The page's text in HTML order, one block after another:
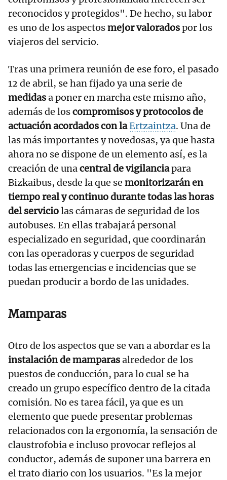
reconocidos y protegidos". De hecho, su labor
es uno de los aspectosmejor valoradospor los
viajeros del servicio.
Tras una primera reunión de ese foro, el pasado
12 de abril, se han fijado ya una serie de
medidasa poner en marcha este mismo año,
además de loscompromisos y protocolos de
actuación acordados con laErtzaintza. Una de
las más importantes y novedosas, ya que hasta
ahora no se dispone de un elemento así, es la
creación de unacentral de vigilanciapara
Bizkaibus, desde la que se monitorizarán en
tiempo real y continuo durante todas las horas
del serviciolas cámaras de seguridad de los
autobuses. En ellas trabajará personal
especializado en seguridad, que coordinarán
con las operadoras y cuerpos de seguridad
todas las emergencias e incidencias que se
puedan producir a bordo de las unidades.
Mamparas
Otro de los aspectos que se van a abordar es la
instalación de mamparasalrededor de los
puestos de conducción, para lo cual se ha
creado un grupo específico dentro de la citada
comisión. No es tarea fácil, ya que es un
elemento que puede presentar problemas
relacionados con la ergonomía, la sensación de
claustrofobia e incluso provocar reflejos al
conductor, además de suponer una barrera en
el trato diario con los usuarios. "Es la mejor